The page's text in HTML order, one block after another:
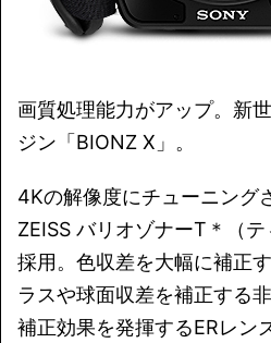
画質処理能力がアップ。新
ジン「BIONZ X」。
4Kの解像度にチューニング
ZEISS バリオゾナーT＊（
採用。色収差を大幅に補正
ラスや球面収差を補正する
補正効果を発揮するERレン